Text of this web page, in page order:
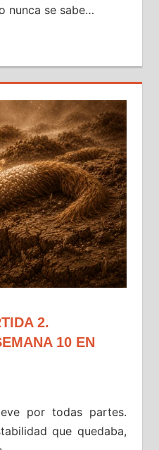
nunca se sabe…
2.
10 EN
por todas partes.
que quedaba,